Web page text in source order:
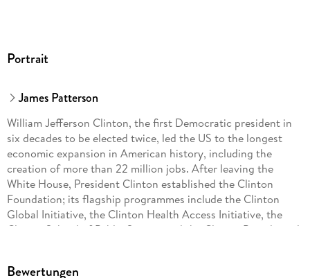
Portrait
James Patterson
William Jefferson Clinton, the first Democratic president in
six decades to be elected twice, led the US to the longest
economic expansion in American history, including the
creation of more than 22 million jobs. After leaving the
White House, President Clinton established the Clinton
Foundation; its flagship pro­grammes include the Clinton
Global Initiative, the Clinton Health Access Initiative, the
Clinton School of Public Service and the Clinton Presidential
Bewertungen